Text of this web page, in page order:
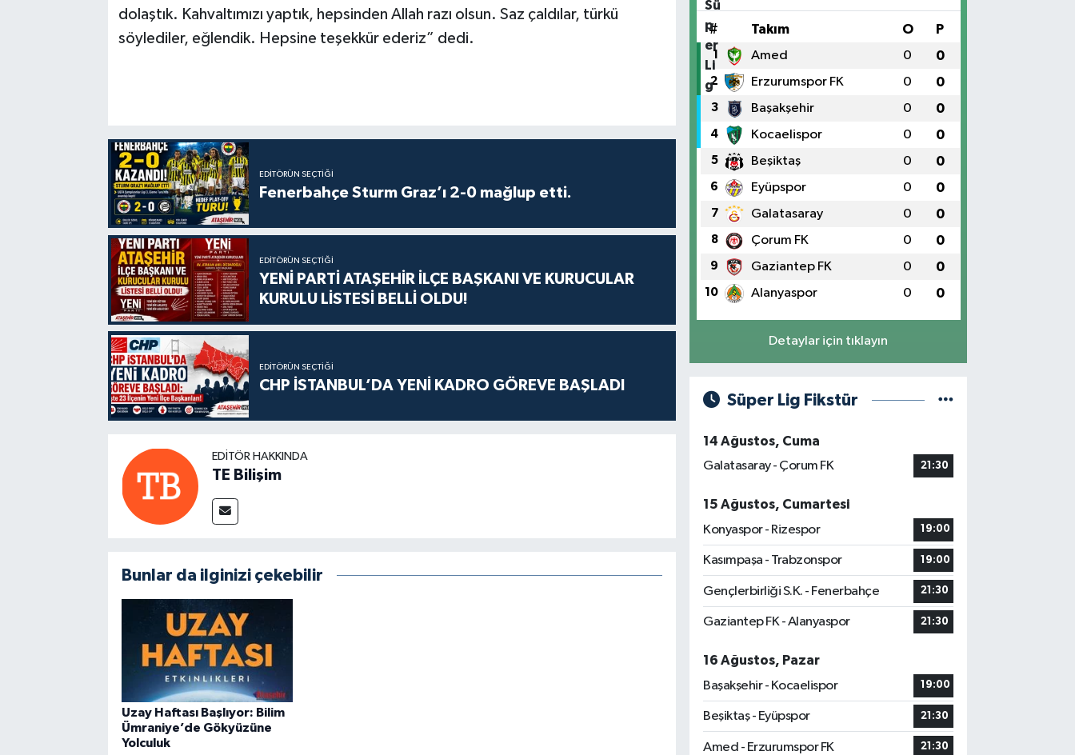
dolaştık. Kahvaltımızı yaptık, hepsinden Allah razı olsun. Saz çaldılar, türkü
söylediler, eğlendik. Hepsine teşekkür ederiz” dedi.
EDITÖRÜN SEÇTIĞI
Fenerbahçe Sturm Graz’ı 2-0 mağlup etti.
EDITÖRÜN SEÇTIĞI
YENİ PARTİ ATAŞEHİR İLÇE BAŞKANI VE KURUCULAR
KURULU LİSTESİ BELLİ OLDU!
EDITÖRÜN SEÇTIĞI
CHP İSTANBUL’DA YENİ KADRO GÖREVE BAŞLADI
EDITÖR HAKKINDA
TE Bilişim
Bunlar da ilginizi çekebilir
Uzay Haftası Başlıyor: Bilim
Ümraniye’de Gökyüzüne
Yolculuk
# Takım O P
1 Amed 0 0
2 Erzurumspor FK 0 0
3 Başakşehir 0 0
4 Kocaelispor 0 0
5 Beşiktaş 0 0
6 Eyüpspor 0 0
7 Galatasaray 0 0
8 Çorum FK 0 0
9 Gaziantep FK 0 0
10 Alanyaspor 0 0
Detaylar için tıklayın
Süper Lig Fikstür
14 Ağustos, Cuma
Galatasaray - Çorum FK
21:30
15 Ağustos, Cumartesi
Konyaspor - Rizespor
19:00
Kasımpaşa - Trabzonspor 19:00
Gençlerbirliği S.K. - Fenerbahçe 21:30
Gaziantep FK - Alanyaspor 21:30
16 Ağustos, Pazar
Başakşehir - Kocaelispor
19:00
Beşiktaş - Eyüpspor 21:30
Amed - Erzurumspor FK 21:30